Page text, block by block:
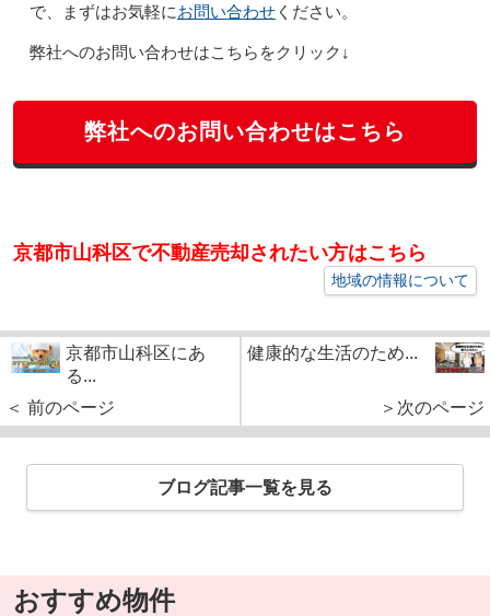
で、まずはお気軽にお問い合わせください。
弊社へのお問い合わせはこちらをクリック↓
弊社へのお問い合わせはこちら
京都市山科区で不動産売却されたい方はこちら
地域の情報について
京都市山科区にあ
る...
＜ 前のページ
健康的な生活のため...
＞次のページ
ブログ記事一覧を見る
おすすめ物件